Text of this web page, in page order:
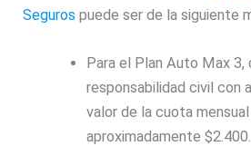
Seguros puede ser de la siguiente
Para el Plan Auto Max 3,
responsabilidad civil con
valor de la cuota
aproximadamente $2.400.